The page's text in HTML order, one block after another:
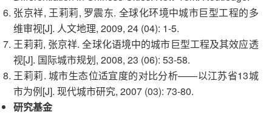
张京祥, 王莉莉, 罗震东. 全球化环境中城市巨型工程的多
维审视[J]. 人文地理, 2009, 24 (04): 1-5.
王莉莉, 张京祥. 全球化语境中的城市巨型工程及其效应透
视[J]. 国际城市规划, 2008, 23 (06): 53-58.
王莉莉. 城市生态位适宜度的对比分析——以江苏省13城
市为例[J]. 现代城市研究, 2007 (03): 73-80.
研究基金